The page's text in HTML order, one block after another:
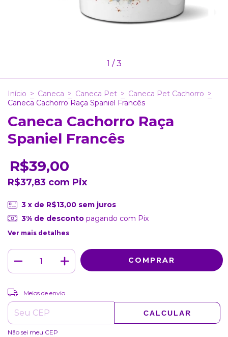
1 /3
Início > Caneca > Caneca Pet > Caneca Pet Cachorro >
Caneca Cachorro Raça Spaniel Francês
Caneca Cachorro Raça
Spaniel Francês
R$39,00
R$37,83 com Pix
3 x de R$13,00 sem juros
3% de descontopagando com Pix
Ver mais detalhes
Entregas para o CEP:
Meios de envio
CALCULAR
Não sei meu CEP